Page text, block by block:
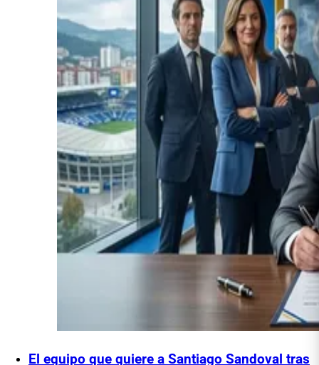
El equipo que quiere a Santiago Sandoval tras